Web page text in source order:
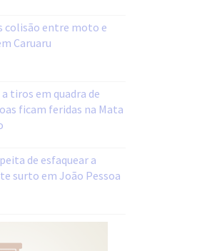
colisão entre moto e
Caruaru
tiros em quadra de
ficam feridas na Mata
de esfaquear a
surto em João Pessoa